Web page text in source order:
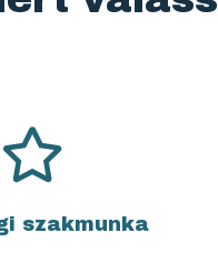
szakmunka